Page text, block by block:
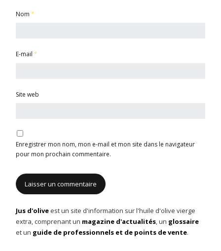
Nom *
E-mail *
Site web
Enregistrer mon nom, mon e-mail et mon site dans le navigateur
pour mon prochain commentaire.
Jus d'oliveest un site d'information sur l'huile d'olive vierge
extra, comprenant un magazine d'actualités, un glossaire
et un guide de professionnels et de points de vente.